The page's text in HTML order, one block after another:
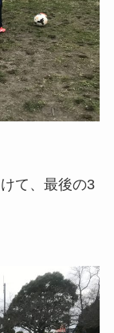
て、最後の3